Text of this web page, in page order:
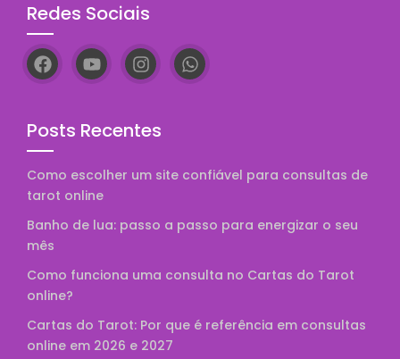
Redes Sociais
Posts Recentes
Como escolher um site confiável para consultas de
tarot online
Banho de lua: passo a passo para energizar o seu
mês
Como funciona uma consulta no Cartas do Tarot
online?
Cartas do Tarot: Por que é referência em consultas
online em 2026 e 2027